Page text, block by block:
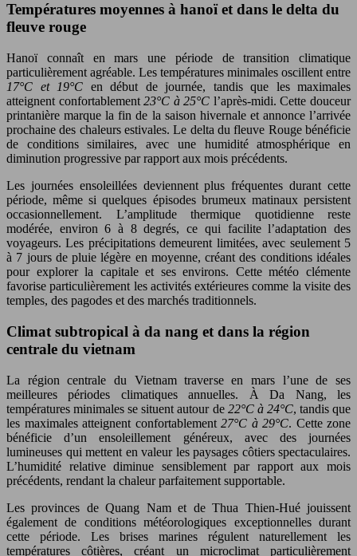
Températures moyennes à hanoï et dans le delta du
fleuve rouge
Hanoï connaît en mars une période de transition climatique
particulièrement agréable. Les températures minimales oscillent entre
17°C et 19°C en début de journée, tandis que les maximales
atteignent confortablement23°C à 25°C l’après-midi. Cette douceur
printanière marque la fin de la saison hivernale et annonce l’arrivée
prochaine des chaleurs estivales. Le delta du fleuve Rouge bénéficie
de conditions similaires, avec une humidité atmosphérique en
diminution progressive par rapport aux mois précédents.
Les journées ensoleillées deviennent plus fréquentes durant cette
période, même si quelques épisodes brumeux matinaux persistent
occasionnellement. L’amplitude thermique quotidienne reste
modérée, environ 6 à 8 degrés, ce qui facilite l’adaptation des
voyageurs. Les précipitations demeurent limitées, avec seulement 5
à 7 jours de pluie légère en moyenne, créant des conditions idéales
pour explorer la capitale et ses environs. Cette météo clémente
favorise particulièrement les activités extérieures comme la visite des
temples, des pagodes et des marchés traditionnels.
Climat subtropical à da nang et dans la région
centrale du vietnam
La région centrale du Vietnam traverse en mars l’une de ses
meilleures périodes climatiques annuelles. À Da Nang, les
températures minimales se situent autour de 22°C à 24°C, tandis que
les maximales atteignent confortablement 27°C à 29°C. Cette zone
bénéficie d’un ensoleillement généreux, avec des journées
lumineuses qui mettent en valeur les paysages côtiers spectaculaires.
L’humidité relative diminue sensiblement par rapport aux mois
précédents, rendant la chaleur parfaitement supportable.
Les provinces de Quang Nam et de Thua Thien-Hué jouissent
également de conditions météorologiques exceptionnelles durant
cette période. Les brises marines régulent naturellement les
températures côtières, créant un microclimat particulièrement